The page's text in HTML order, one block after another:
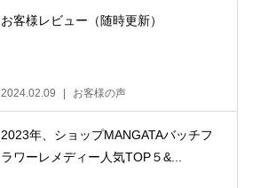
お客様レビュー（随時更新）
2024.02.09 お客様の声
2023年、ショップMANGATAバッチフ
ラワーレメディー人気TOP５&...